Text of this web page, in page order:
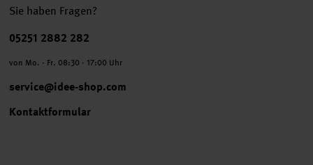
Sie haben Fragen?
Telefonnummer
05251 2882 282
von Mo. - Fr. 08:30 - 17:00 Uhr
service@idee-shop.com
Kontaktformular